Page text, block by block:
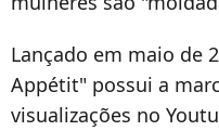
Lançado em maio de
Appétit" possui a
visualizações no